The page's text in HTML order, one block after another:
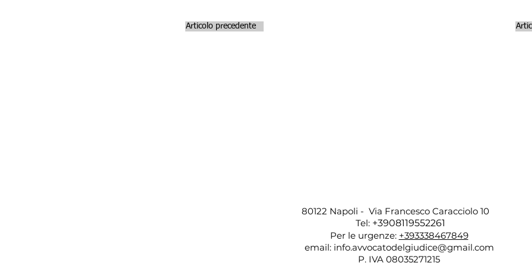
Articolo precedente
80122 Napoli - Via Francesco Caracciolo 10
Tel: +3908119552261
Per le urgenze: +393338467849
email: info.avvocatodelgiudice@gmail.com
P. IVA 08035271215